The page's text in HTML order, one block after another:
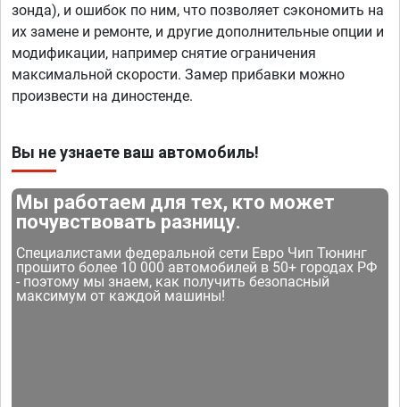
зонда), и ошибок по ним, что позволяет сэкономить на
их замене и ремонте, и другие дополнительные опции и
модификации, например снятие ограничения
максимальной скорости. Замер прибавки можно
произвести на диностенде.
Вы не узнаете ваш автомобиль!
Мы работаем для тех, кто может
почувствовать разницу.
Специалистами федеральной сети Евро Чип Тюнинг
прошито более 10 000 автомобилей в 50+ городах РФ
- поэтому мы знаем, как получить безопасный
максимум от каждой машины!